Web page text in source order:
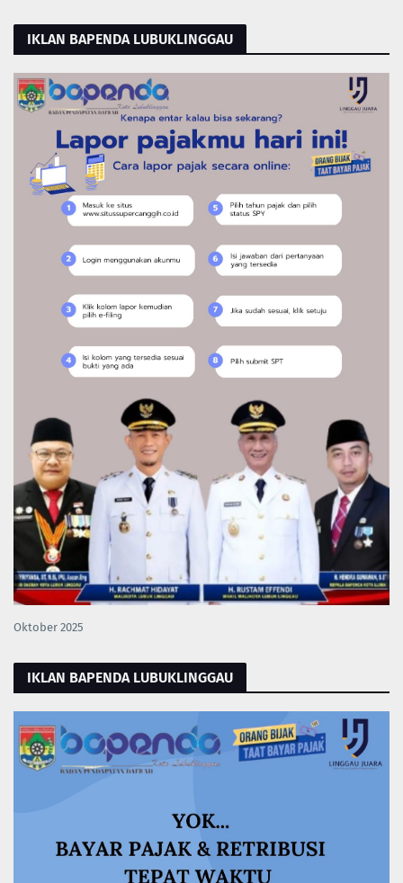
IKLAN BAPENDA LUBUKLINGGAU
Oktober 2025
IKLAN BAPENDA LUBUKLINGGAU